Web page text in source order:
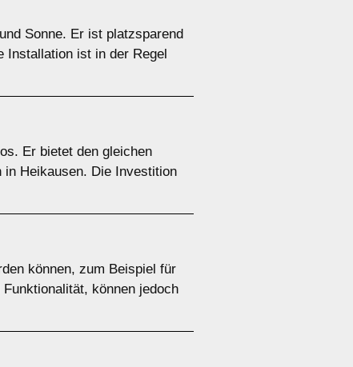
Sonne. Er ist platzsparend
Installation ist in der Regel
Er bietet den gleichen
in Heikausen. Die Investition
können, zum Beispiel für
können jedoch